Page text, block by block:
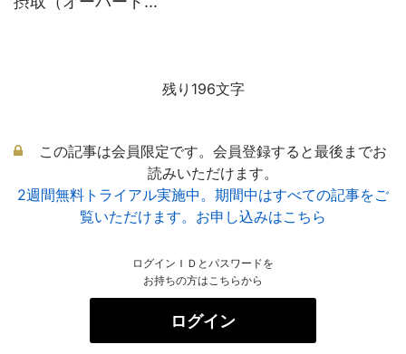
残り196文字
この記事は会員限定です。会員登録すると最後までお
読みいただけます。
2週間無料トライアル実施中。期間中はすべての記事をご
覧いただけます。お申し込みはこちら
ログインＩＤとパスワードを
お持ちの方はこちらから
ログイン